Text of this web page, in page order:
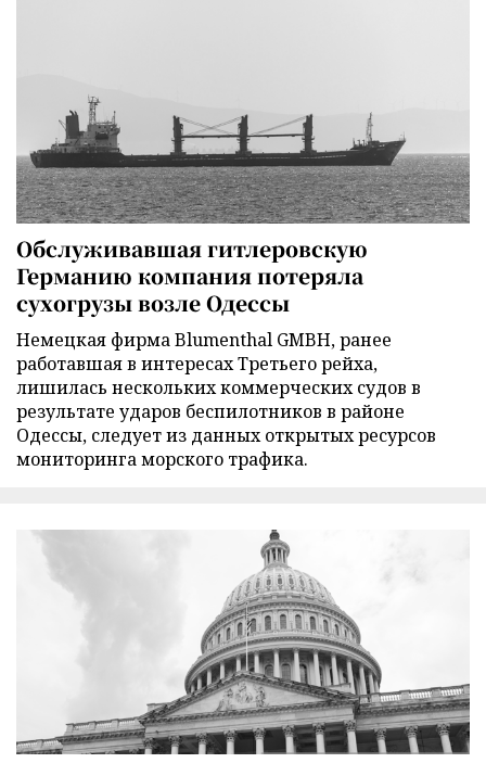
Обслуживавшая гитлеровскую
Германию компания потеряла
сухогрузы возле Одессы
Немецкая фирма Blumenthal GMBH, ранее
работавшая в интересах Третьего рейха,
лишилась нескольких коммерческих судов в
результате ударов беспилотников в районе
Одессы, следует из данных открытых ресурсов
мониторинга морского трафика.